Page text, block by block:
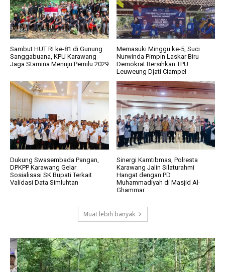
Sambut HUT RI ke-81 di Gunung
Sanggabuana, KPU Karawang
Jaga Stamina Menuju Pemilu 2029
Memasuki Minggu ke-5, Suci
Nurwinda Pimpin Laskar Biru
Demokrat Bersihkan TPU
Leuweung Djati Ciampel
Dukung Swasembada Pangan,
DPKPP Karawang Gelar
Sosialisasi SK Bupati Terkait
Validasi Data Simluhtan
Sinergi Kamtibmas, Polresta
Karawang Jalin Silaturahmi
Hangat dengan PD
Muhammadiyah di Masjid Al-
Ghammar
Muat lebih banyak